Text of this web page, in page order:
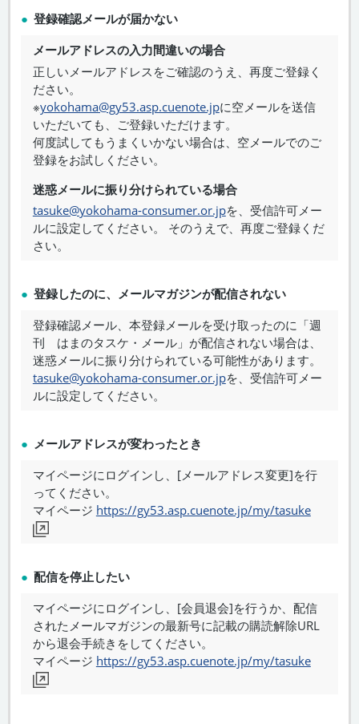
登録確認メールが届かない
メールアドレスの入力間違いの場合
正しいメールアドレスをご確認のうえ、再度ご登録く
ださい。
※yokohama@gy53.asp.cuenote.jpに空メールを送信
いただいても、ご登録いただけます。
何度試してもうまくいかない場合は、空メールでのご
登録をお試しください。
迷惑メールに振り分けられている場合
tasuke@yokohama-consumer.or.jpを、受信許可メー
ルに設定してください。 そのうえで、再度ご登録くだ
さい。
登録したのに、メールマガジンが配信されない
登録確認メール、本登録メールを受け取ったのに「週
刊 はまのタスケ・メール」が配信されない場合は、
迷惑メールに振り分けられている可能性があります。
tasuke@yokohama-consumer.or.jpを、受信許可メー
ルに設定してください。
メールアドレスが変わったとき
マイページにログインし、[メールアドレス変更]を行
ってください。
マイページ https://gy53.asp.cuenote.jp/my/tasuke
配信を停止したい
マイページにログインし、[会員退会]を行うか、配信
されたメールマガジンの最新号に記載の購読解除URL
から退会手続きをしてください。
マイページ https://gy53.asp.cuenote.jp/my/tasuke